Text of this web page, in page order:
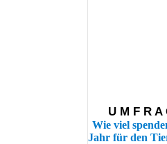
U M F R A
Wie viel
Jahr für den